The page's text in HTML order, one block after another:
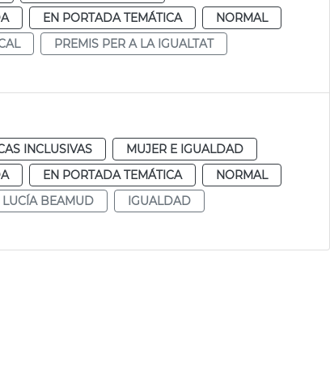
EN PORTADA TEMÁTICA
NORMAL
PREMIS PER A LA IGUALTAT
INCLUSIVAS
MUJER E IGUALDAD
EN PORTADA TEMÁTICA
NORMAL
LUCÍA BEAMUD
IGUALDAD